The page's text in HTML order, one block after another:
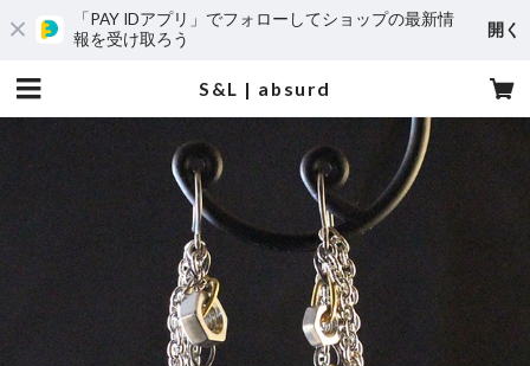
「PAY IDアプリ」でフォローしてショップの最新情
報を受け取ろう
開く
S&L | absurd